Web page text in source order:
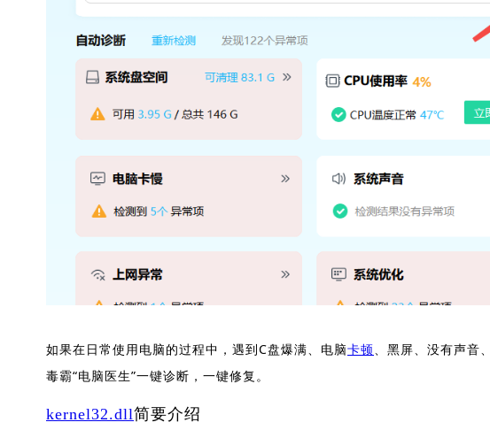
如果在日常使用电脑的过程中，遇到C盘爆满、电脑卡顿、黑屏、没有声音
毒霸“电脑医生”一键诊断，一键修复。
kernel32.dll简要介绍